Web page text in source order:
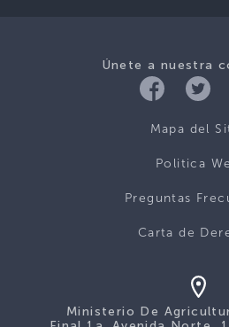
Únete a nuestra
Mapa del
Politica
Preguntas
Carta de
Ministerio De